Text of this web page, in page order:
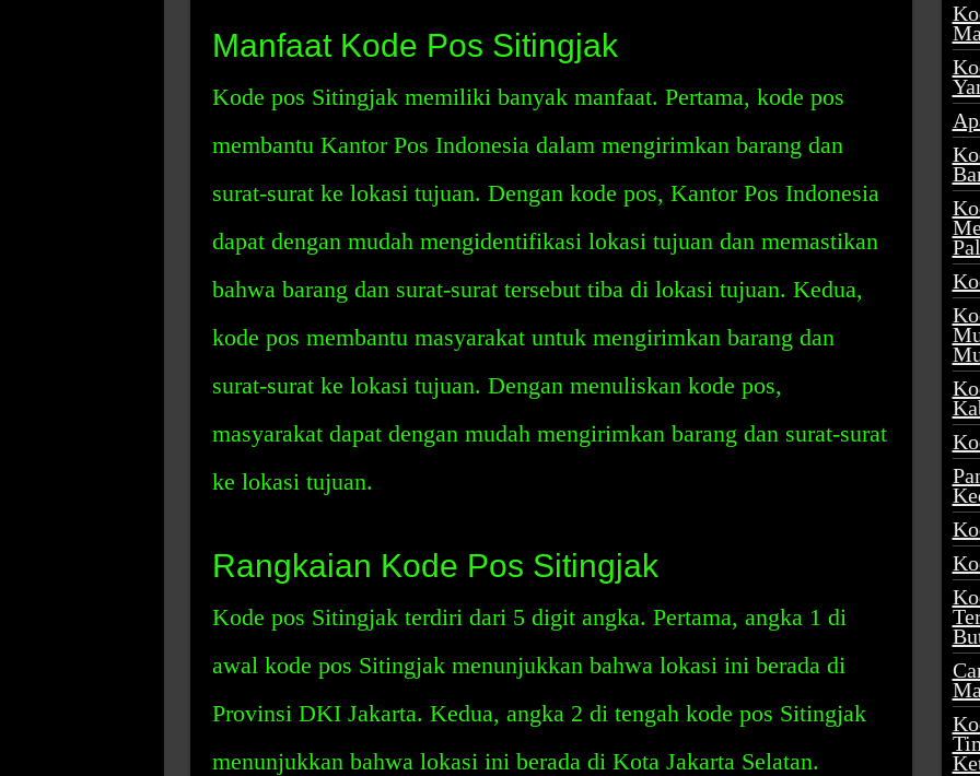
Manfaat Kode Pos Sitingjak
Kode pos Sitingjak memiliki banyak manfaat. Pertama, kode pos
membantu Kantor Pos Indonesia dalam mengirimkan barang dan
surat-surat ke lokasi tujuan. Dengan kode pos, Kantor Pos Indonesia
dapat dengan mudah mengidentifikasi lokasi tujuan dan memastikan
bahwa barang dan surat-surat tersebut tiba di lokasi tujuan. Kedua,
kode pos membantu masyarakat untuk mengirimkan barang dan
surat-surat ke lokasi tujuan. Dengan menuliskan kode pos,
masyarakat dapat dengan mudah mengirimkan barang dan surat-surat
ke lokasi tujuan.
Rangkaian Kode Pos Sitingjak
Kode pos Sitingjak terdiri dari 5 digit angka. Pertama, angka 1 di
awal kode pos Sitingjak menunjukkan bahwa lokasi ini berada di
Provinsi DKI Jakarta. Kedua, angka 2 di tengah kode pos Sitingjak
menunjukkan bahwa lokasi ini berada di Kota Jakarta Selatan.